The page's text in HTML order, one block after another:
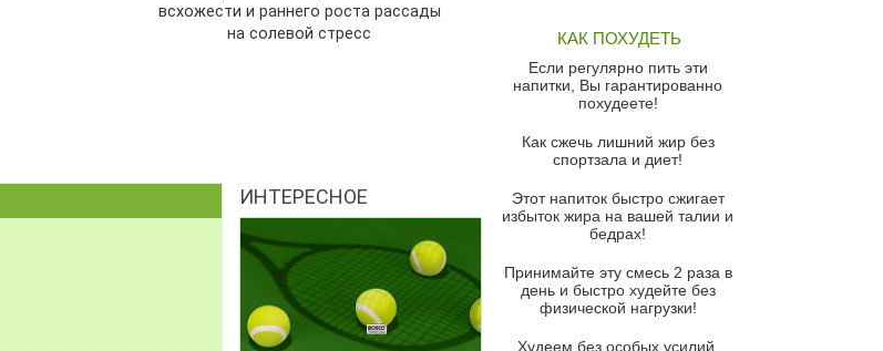
всхожести и раннего роста рассады
на солевой стресс
ИНТЕРЕСНОЕ
красного перца
Парижский луковый суп
Суп из спаржи и горошка с
Суп-крем из цветной капусты
Французский луковый суп
Суп из баклажанов с моцареллой
Грибной крем-суп с кростини с
козьим сыром
Суп мисо с зеленым луком и
КАК ПОХУДЕТЬ
Если регулярно пить эти
напитки, Вы гарантированно
похудеете!
Как сжечь лишний жир без
спортзала и диет!
Этот напиток быстро сжигает
избыток жира на вашей талии и
бедрах!
Принимайте эту смесь 2 раза в
день и быстро худейте без
физической нагрузки!
Худеем без особых усилий,